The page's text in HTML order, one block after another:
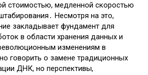
стоимостью, медленной скоростью
Несмотря на это,
закладывает фундамент для
в области хранения данных и
изменениям в
говорить о замене традиционных
ДНК, но перспективы,